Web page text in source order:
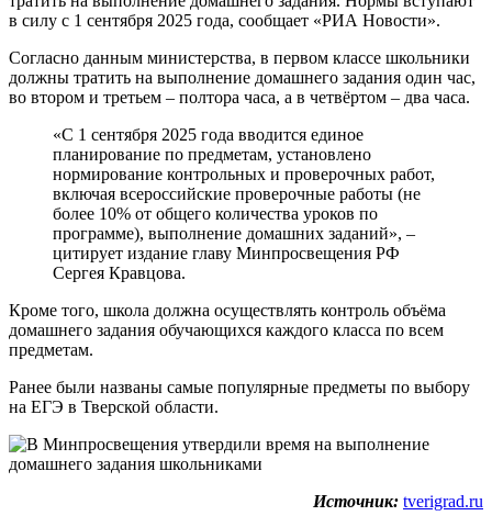
в силу с 1 сентября 2025 года, сообщает «РИА Новости».
Согласно данным министерства, в первом классе школьники
должны тратить на выполнение домашнего задания один час,
во втором и третьем – полтора часа, а в четвёртом – два часа.
«С 1 сентября 2025 года вводится единое
планирование по предметам, установлено
нормирование контрольных и проверочных работ,
включая всероссийские проверочные работы (не
более 10% от общего количества уроков по
программе), выполнение домашних заданий», –
цитирует издание главу Минпросвещения РФ
Сергея Кравцова.
Кроме того, школа должна осуществлять контроль объёма
домашнего задания обучающихся каждого класса по всем
предметам.
Ранее были названы самые популярные предметы по выбору
на ЕГЭ в Тверской области.
Источник: tverigrad.ru